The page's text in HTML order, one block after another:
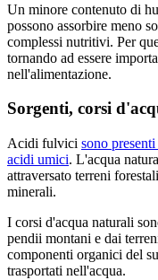
Un minore contenuto di
possono assorbire meno
complessi nutritivi. Per
tornando ad essere
nell'alimentazione.
Sorgenti, corsi
Acidi fulvici sono
acidi umici. L'acqua
attraversato terreni
minerali.
I corsi d'acqua naturali
pendii montani e dai
componenti organici del
trasportati nell'acqua.